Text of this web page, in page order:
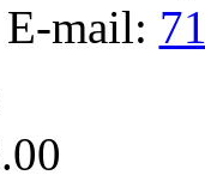
E-mail: